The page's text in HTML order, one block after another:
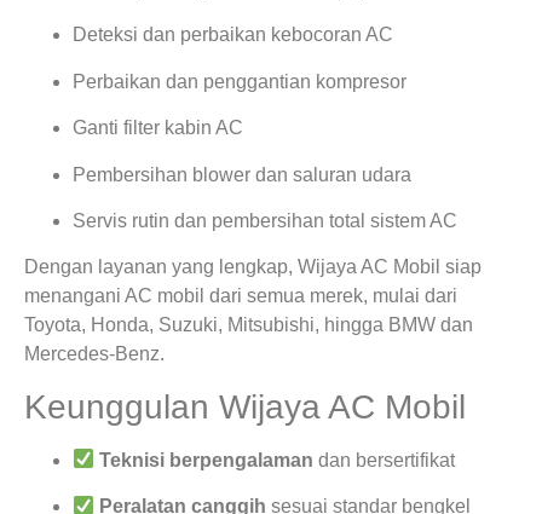
Deteksi dan perbaikan kebocoran AC
Perbaikan dan penggantian kompresor
Ganti filter kabin AC
Pembersihan blower dan saluran udara
Servis rutin dan pembersihan total sistem AC
Dengan layanan yang lengkap, Wijaya AC Mobil siap
menangani AC mobil dari semua merek, mulai dari
Toyota, Honda, Suzuki, Mitsubishi, hingga BMW dan
Mercedes-Benz.
Keunggulan Wijaya AC Mobil
Teknisi berpengalaman dan bersertifikat
Peralatan canggih sesuai standar bengkel